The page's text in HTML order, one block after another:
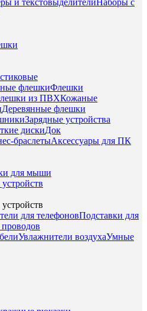
и текстовыделителиНаборы с
флешкиФлешки
из ПВХКожаные
Деревянные флешки
Зарядные устройства
дискиДок
браслетыАксессуары для ПК
для мыши
для телефоновПодставки для
Увлажнители воздухаУмные